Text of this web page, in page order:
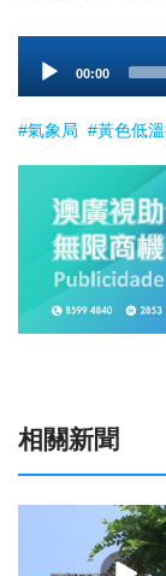
Player
00:00
#氣象局 #黃色低
相關新聞